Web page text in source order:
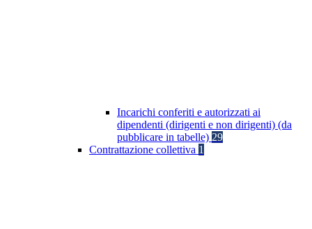
Incarichi conferiti e autorizzati ai
dipendenti (dirigenti e non dirigenti) (da
pubblicare in tabelle) 29
Contrattazione collettiva 1